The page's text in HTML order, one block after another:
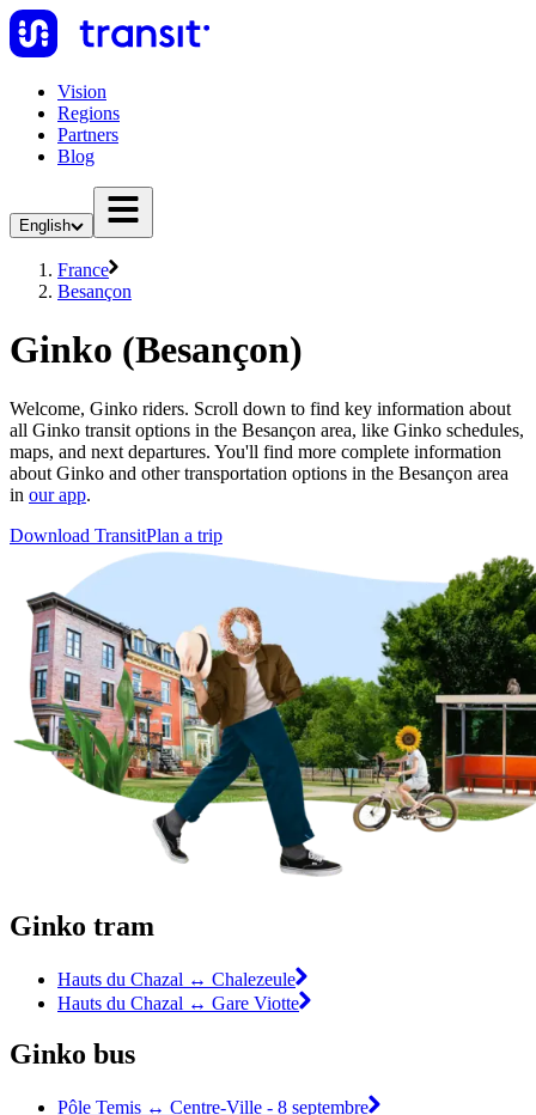
Vision
Regions
Partners
Blog
English
France
Besançon
Ginko (Besançon)
Welcome, Ginko riders. Scroll down to find key information about
all Ginko transit options in the Besançon area, like Ginko schedules,
maps, and next departures. You'll find more complete information
about Ginko and other transportation options in the Besançon area
in our app.
Download TransitPlan a trip
Ginko tram
Hauts du Chazal ↔ Chalezeule
Hauts du Chazal ↔ Gare Viotte
Ginko bus
Pôle Temis ↔ Centre-Ville - 8 septembre